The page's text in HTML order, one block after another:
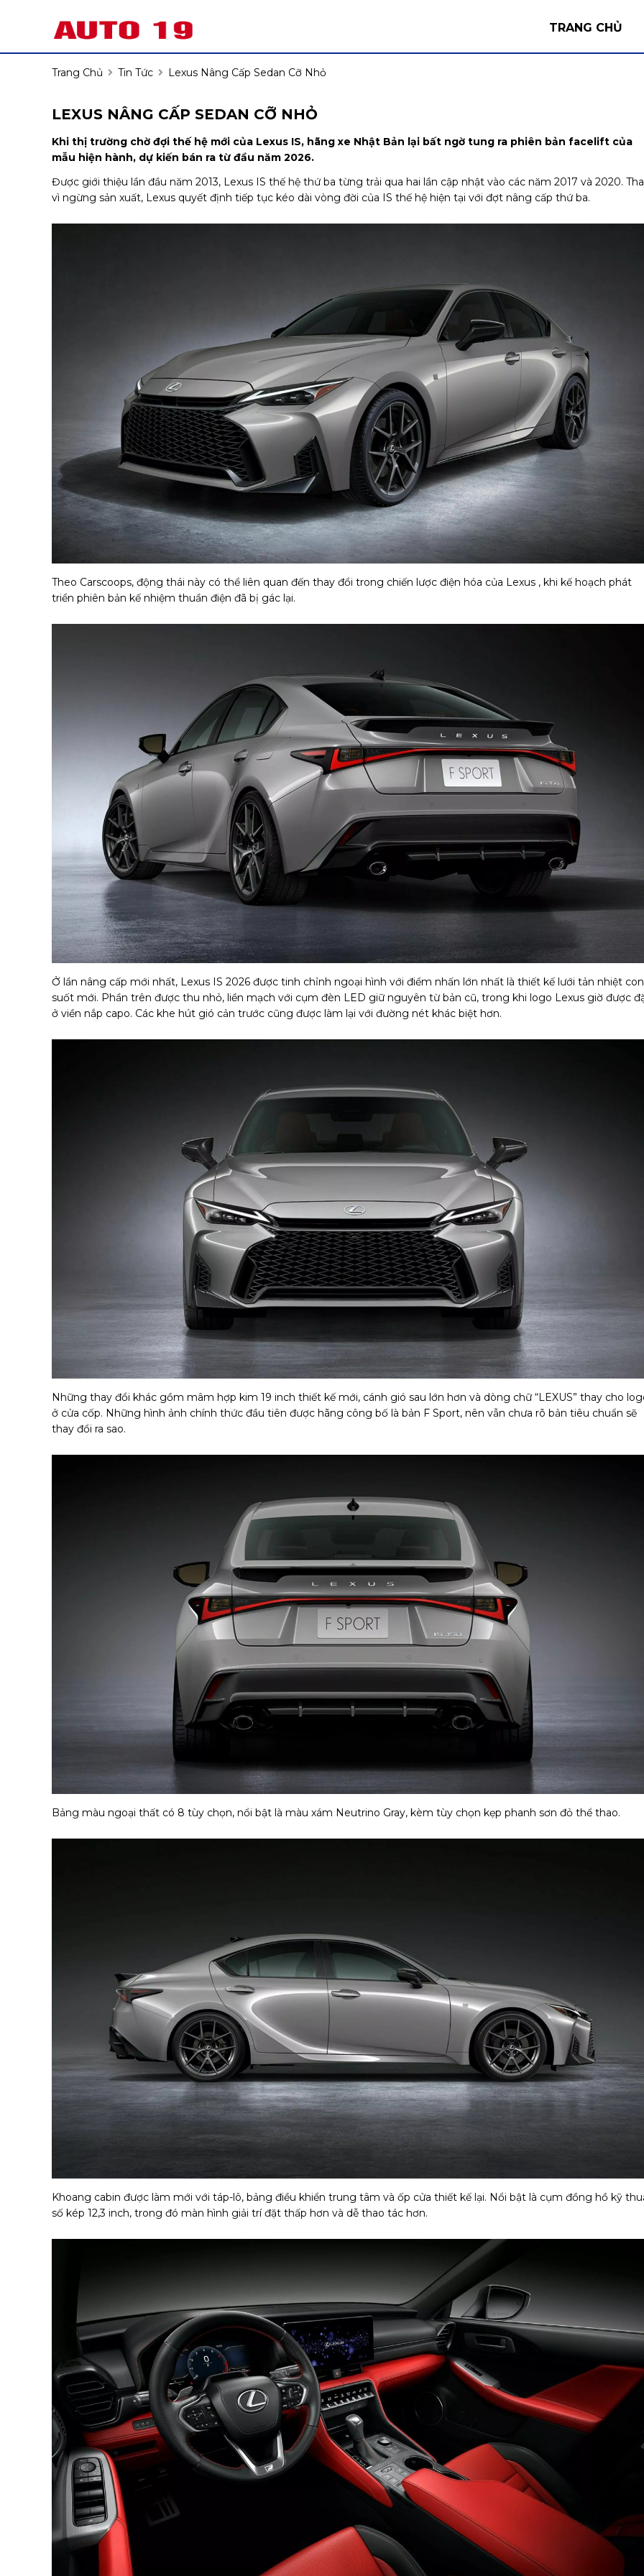
TRANG CHỦ
Trang Chủ Tin Tức Lexus Nâng Cấp Sedan Cỡ Nhỏ
LEXUS NÂNG CẤP SEDAN CỠ NHỎ
Khi thị trường chờ đợi thế hệ mới của Lexus IS, hãng xe Nhật Bản lại bất ngờ tung ra phiên bản facelift của
mẫu hiện hành, dự kiến bán ra từ đầu năm 2026.
Được giới thiệu lần đầu năm 2013, Lexus IS thế hệ thứ ba từng trải qua hai lần cập nhật vào các năm 2017 và 2020.
vì ngừng sản xuất, Lexus quyết định tiếp tục kéo dài vòng đời của IS thế hệ hiện tại với đợt nâng cấp thứ ba.
Theo Carscoops, động thái này có thể liên quan đến thay đổi trong chiến lược điện hóa của Lexus , khi kế hoạch phát
triển phiên bản kế nhiệm thuần điện đã bị gác lại.
Ở lần nâng cấp mới nhất, Lexus IS 2026 được tinh chỉnh ngoại hình với điểm nhấn lớn nhất là thiết kế lưới tản nhiệt con
suốt mới. Phần trên được thu nhỏ, liền mạch với cụm đèn LED giữ nguyên từ bản cũ, trong khi logo Lexus giờ được
ở viền nắp capo. Các khe hút gió cản trước cũng được làm lại với đường nét khác biệt hơn.
Những thay đổi khác gồm mâm hợp kim 19 inch thiết kế mới, cánh gió sau lớn hơn và dòng chữ “LEXUS” thay cho
ở cửa cốp. Những hình ảnh chính thức đầu tiên được hãng công bố là bản F Sport, nên vẫn chưa rõ bản tiêu chuẩn sẽ
thay đổi ra sao.
Bảng màu ngoại thất có 8 tùy chọn, nổi bật là màu xám Neutrino Gray, kèm tùy chọn kẹp phanh sơn đỏ thể thao.
Khoang cabin được làm mới với táp-lô, bảng điều khiển trung tâm và ốp cửa thiết kế lại. Nổi bật là cụm đồng hồ kỹ
số kép 12,3 inch, trong đó màn hình giải trí đặt thấp hơn và dễ thao tác hơn.